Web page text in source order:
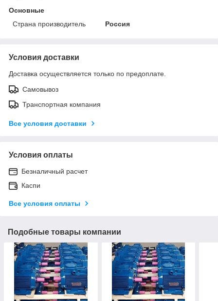
Основные
Страна производитель
Россия
Условия доставки
Доставка осуществляется только по предоплате.
Самовывоз
Транспортная компания
Все условия доставки
Условия оплаты
Безналичный расчет
Каспи
Все условия оплаты
Подобные товары компании